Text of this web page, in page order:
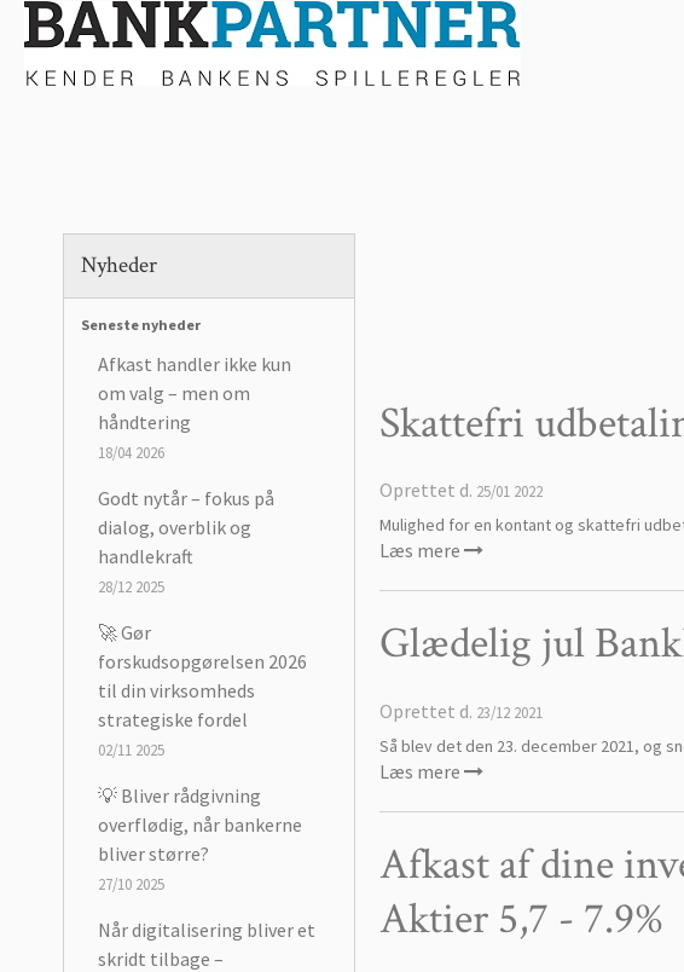
Nyheder
Seneste nyheder
Afkast handler ikke kun
om valg – men om
håndtering
18/04 2026
Godt nytår – fokus på
dialog, overblik og
handlekraft
28/12 2025
🚀 Gør
forskudsopgørelsen 2026
til din virksomheds
strategiske fordel
02/11 2025
💡 Bliver rådgivning
overflødig, når bankerne
bliver større?
27/10 2025
Når digitalisering bliver et
skridt tilbage –
Skattefri
Oprettet d. 25/01 2022
Mulighed for en kontant og skattefri
Læs mere
Glædelig jul
Oprettet d. 23/12 2021
Så blev det den 23. december 2021, og
Læs mere
Afkast af dine
Aktier 5,7 - 7.9%